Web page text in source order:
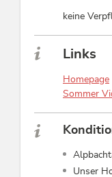
keine
Links
Homepage
Sommer
Unser